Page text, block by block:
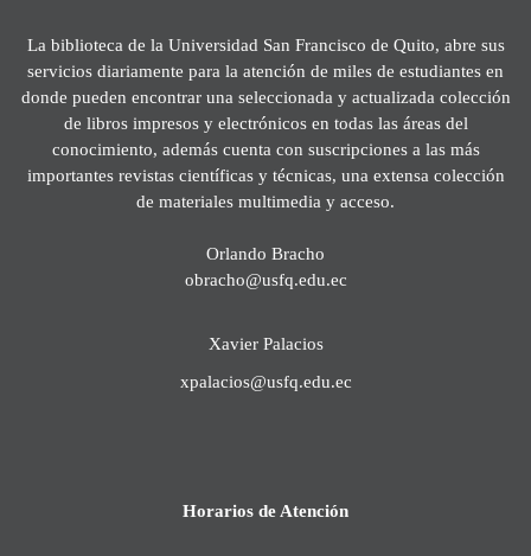
La biblioteca de la Universidad San Francisco de Quito, abre sus
servicios diariamente para la atención de miles de estudiantes en
donde pueden encontrar una seleccionada y actualizada colección
de libros impresos y electrónicos en todas las áreas del
conocimiento, además cuenta con suscripciones a las más
importantes revistas científicas y técnicas, una extensa colección
de materiales multimedia y acceso.
Orlando Bracho
obracho@usfq.edu.ec
Xavier Palacios
xpalacios@usfq.edu.ec
Horarios de Atención